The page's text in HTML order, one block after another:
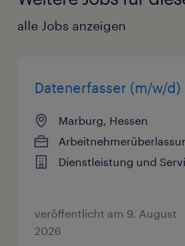
alle Jobs anzeigen
Datenerfasser (m/w/d)
Marburg, Hessen
Dienstleistung und
veröffentlicht am 9. August
2026